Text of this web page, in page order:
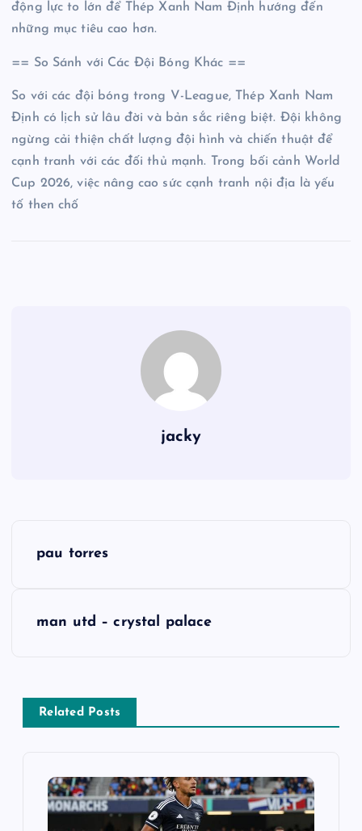
động lực to lớn để Thép Xanh Nam Định hướng đến
những mục tiêu cao hơn.
== So Sánh với Các Đội Bóng Khác ==
So với các đội bóng trong V-League, Thép Xanh Nam
Định có lịch sử lâu đời và bản sắc riêng biệt. Đội không
ngừng cải thiện chất lượng đội hình và chiến thuật để
cạnh tranh với các đối thủ mạnh. Trong bối cảnh World
Cup 2026, việc nâng cao sức cạnh tranh nội địa là yếu
tố then chố
jacky
h
ư
pau torres
man utd – crystal palace
Related Posts